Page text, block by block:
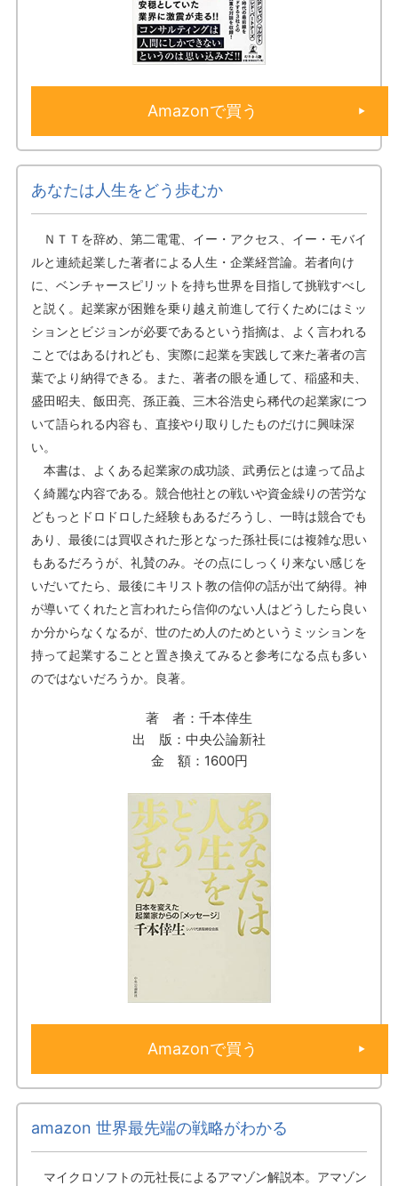
Amazonで買う
あなたは人生をどう歩むか
ＮＴＴを辞め、第二電電、イー・アクセス、イー・モバイ
ルと連続起業した著者による人生・企業経営論。若者向け
に、ベンチャースピリットを持ち世界を目指して挑戦すべし
と説く。起業家が困難を乗り越え前進して行くためにはミッ
ションとビジョンが必要であるという指摘は、よく言われる
ことではあるけれども、実際に起業を実践して来た著者の言
葉でより納得できる。また、著者の眼を通して、稲盛和夫、
盛田昭夫、飯田亮、孫正義、三木谷浩史ら稀代の起業家につ
いて語られる内容も、直接やり取りしたものだけに興味深
い。
本書は、よくある起業家の成功談、武勇伝とは違って品よ
く綺麗な内容である。競合他社との戦いや資金繰りの苦労な
どもっとドロドロした経験もあるだろうし、一時は競合でも
あり、最後には買収された形となった孫社長には複雑な思い
もあるだろうが、礼賛のみ。その点にしっくり来ない感じを
いだいてたら、最後にキリスト教の信仰の話が出て納得。神
が導いてくれたと言われたら信仰のない人はどうしたら良い
か分からなくなるが、世のため人のためというミッションを
持って起業することと置き換えてみると参考になる点も多い
のではないだろうか。良著。
著 者：千本倖生
出 版：中央公論新社
金 額：1600円
Amazonで買う
amazon 世界最先端の戦略がわかる
マイクロソフトの元社長によるアマゾン解説本。アマゾン